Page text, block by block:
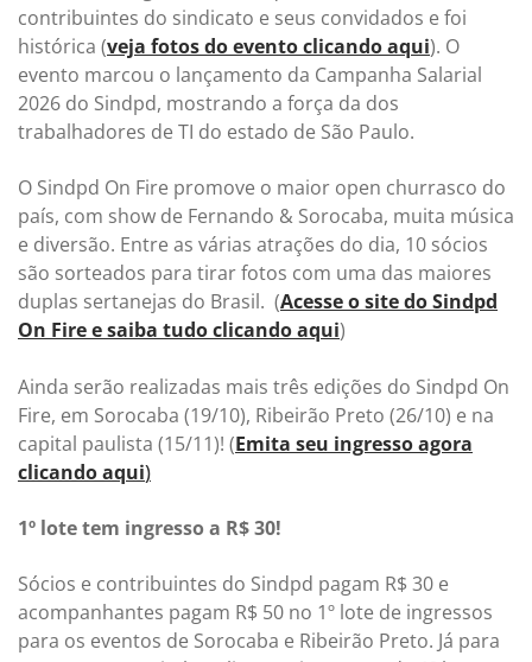
contribuintes do sindicato e seus convidados e foi
histórica (veja fotos do evento clicando aqui). O
evento marcou o lançamento da Campanha Salarial
2026 do Sindpd, mostrando a força da dos
trabalhadores de TI do estado de São Paulo.
O Sindpd On Fire promove o maior open churrasco do
país, com show de Fernando & Sorocaba, muita música
e diversão. Entre as várias atrações do dia, 10 sócios
são sorteados para tirar fotos com uma das maiores
duplas sertanejas do Brasil. (Acesse o site do Sindpd
On Fire e saiba tudo clicando aqui)
Ainda serão realizadas mais três edições do Sindpd On
Fire, em Sorocaba (19/10), Ribeirão Preto (26/10) e na
capital paulista (15/11)! (Emita seu ingresso agora
clicando aqui)
1º lote tem ingresso a R$ 30!
Sócios e contribuintes do Sindpd pagam R$ 30 e
acompanhantes pagam R$ 50 no 1º lote de ingressos
para os eventos de Sorocaba e Ribeirão Preto. Já para